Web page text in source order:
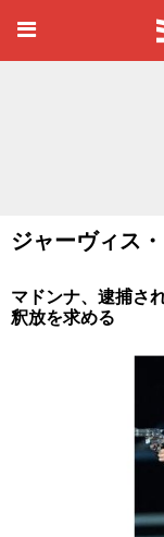
ジャーヴィス
マドンナ、逮捕さ
釈放を求める